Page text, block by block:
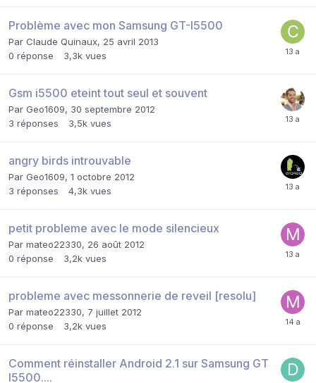
Problème avec mon Samsung GT-I5500
Par Claude Quinaux, 25 avril 2013
0 réponse 3,3k vues
Gsm i5500 eteint tout seul et souvent
Par Geo1609, 30 septembre 2012
3 réponses 3,5k vues
angry birds introuvable
Par Geo1609, 1 octobre 2012
3 réponses 4,3k vues
petit probleme avec le mode silencieux
Par mateo22330, 26 août 2012
0 réponse 3,2k vues
probleme avec messonnerie de reveil [resolu]
Par mateo22330, 7 juillet 2012
0 réponse 3,2k vues
Comment réinstaller Android 2.1 sur Samsung GT
I5500....